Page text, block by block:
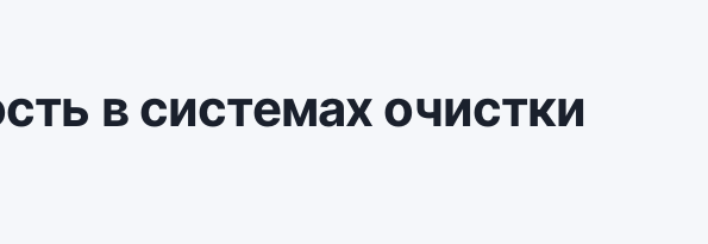
в системах очистки